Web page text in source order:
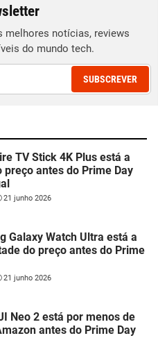
melhores notícias, reviews
do mundo tech.
SUBSCREVER
TV Stick 4K Plus está a
preço antes do Prime Day
21 junho 2026
Galaxy Watch Ultra está a
do preço antes do Prime
21 junho 2026
Neo 2 está por menos de
antes do Prime Day